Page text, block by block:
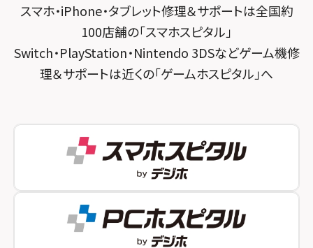
スマホスピタル 神田
スマホスピタル三軒茶屋
スマホスピタル秋葉原
スマホスピタル 自由が丘
スマホスピタルオリナス錦糸町
スマホスピタル テルル成増
スマホスピタル池袋
スマホスピタル 京都宇治
スマホスピタル 福知山
スマホスピタル神戸三宮
スマホスピタル by デジホ 姫路キャスパ
スマホスピタル伊丹
スマホスピタル奈良生駒
スマホスピタル和歌山
スマホ・iPhone・タブレット修理＆サポートは全国約
100店舗の「スマホスピタル」
Switch・PlayStation・Nintendo 3DSなどゲーム機修
理＆サポートは近くの「ゲームホスピタル」へ